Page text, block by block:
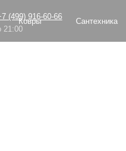
916-60-66
Сантехника